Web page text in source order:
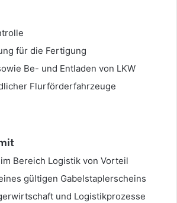
für die Fertigung
Be- und Entladen von LKW
Flurförderfahrzeuge
Bereich Logistik von Vorteil
gültigen Gabelstaplerscheins
und Logistikprozesse